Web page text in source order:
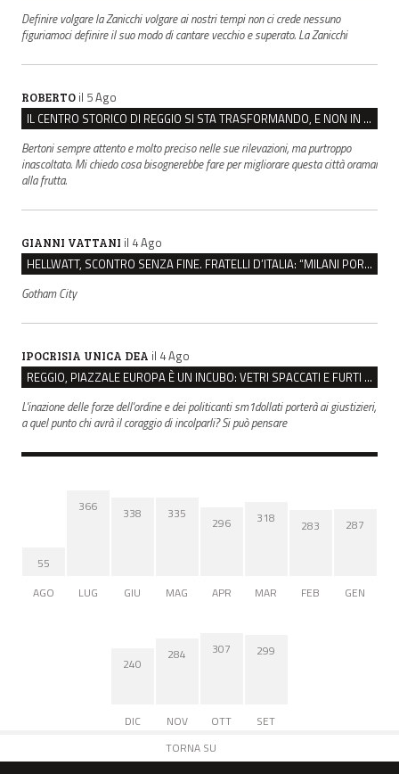
Definire volgare la Zanicchi volgare ai nostri tempi non ci crede nessuno
figuriamoci definire il suo modo di cantare vecchio e superato. La Zanicchi
ROBERTO il 5 Ago
IL CENTRO STORICO DI REGGIO SI STA TRASFORMANDO, E NON IN MEGLIO
Bertoni sempre attento e molto preciso nelle sue rilevazioni, ma purtroppo
inascoltato. Mi chiedo cosa bisognerebbe fare per migliorare questa città oramai
alla frutta.
GIANNI VATTANI il 4 Ago
HELLWATT, SCONTRO SENZA FINE. FRATELLI D’ITALIA: “MILANI PORTA DOCUMENTI, DE FRANCO INSULTI”
Gotham City
IPOCRISIA UNICA DEA il 4 Ago
REGGIO, PIAZZALE EUROPA È UN INCUBO: VETRI SPACCATI E FURTI SULLE AUTO IN SOSTA
L'inazione delle forze dell'ordine e dei politicanti sm1dollati porterà ai giustizieri,
a quel punto chi avrà il coraggio di incolparli? Si può pensare
55
AGO
366
LUG
338
GIU
335
MAG
296
APR
318
MAR
283
FEB
287
GEN
240
DIC
284
NOV
307
OTT
299
SET
TORNA SU